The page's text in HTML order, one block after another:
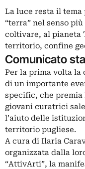
La luce resta il
“terra” nel senso
coltivare, al pianeta
territorio, confine
Comunicato
Per la prima volta
di un importante
specific, che premia
giovani curatrici
l’aiuto delle
territorio pugliese.
A cura di Ilaria
organizzata dalla
“AttivArti”, la